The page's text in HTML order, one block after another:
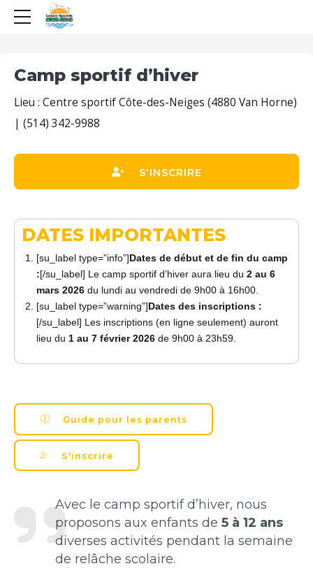
Camp sportif d’hiver
Lieu : Centre sportif Côte-des-Neiges (4880 Van Horne)
| (514) 342-9988
S'INSCRIRE
DATES IMPORTANTES
[su_label type=”info”]Dates de début et de fin du camp
:[/su_label] Le camp sportif d’hiver aura lieu du 2 au 6
mars 2026 du lundi au vendredi de 9h00 à 16h00.
[su_label type=”warning”]Dates des inscriptions :
[/su_label] Les inscriptions (en ligne seulement) auront
lieu du 1 au 7 février 2026 de 9h00 à 23h59.
Avec le camp sportif d’hiver, nous
proposons aux enfants de 5 à 12 ans
diverses activités pendant la semaine
de relâche scolaire.
Guide pour les parents
S'inscrire